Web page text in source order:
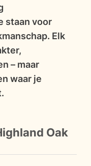
staan voor
Elk
– maar
waar je
Oak